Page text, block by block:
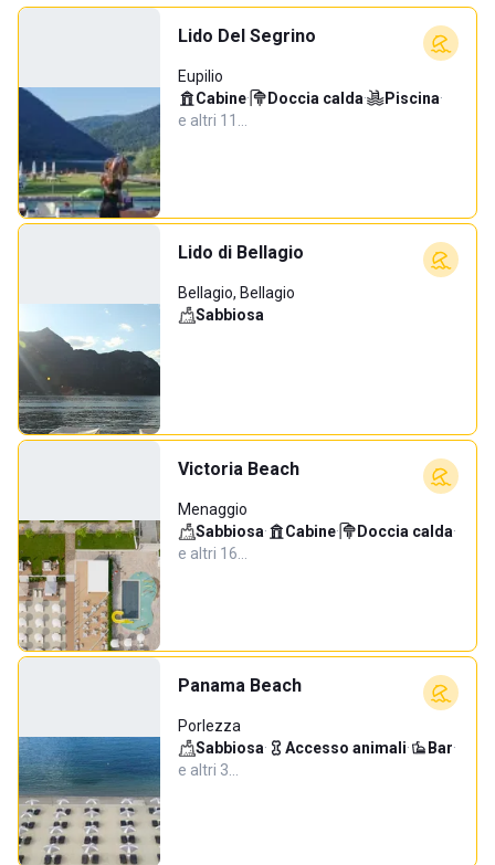
Lido Del Segrino
Eupilio
Cabine· Doccia calda· Piscina·
e altri 11…
Lido di Bellagio
Bellagio, Bellagio
Sabbiosa
Victoria Beach
Menaggio
Sabbiosa· Cabine· Doccia calda·
e altri 16…
Panama Beach
Porlezza
Sabbiosa· Accesso animali· Bar·
e altri 3…